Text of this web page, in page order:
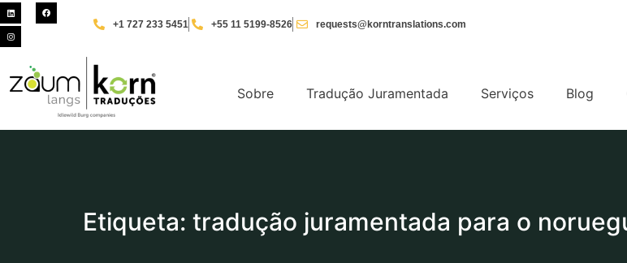
+1 727 233 5451 +55 11 5199-8526 requests@korntranslations.com
Sobre Tradução Juramentada Serviços Blog
Etiqueta: tradução juramentada para o